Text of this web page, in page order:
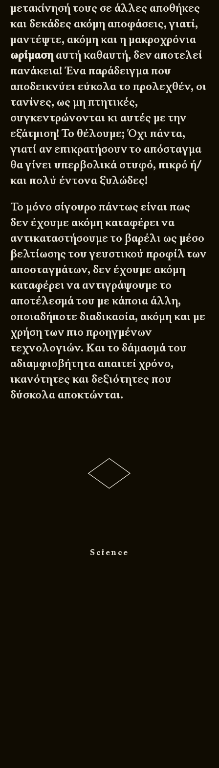
μετακίνησή τους σε άλλες αποθήκες
και δεκάδες ακόμη αποφάσεις, γιατί,
μαντέψτε, ακόμη και η μακροχρόνια
ωρίμαση αυτή καθαυτή, δεν αποτελεί
πανάκεια! Ένα παράδειγμα που
αποδεικνύει εύκολα το προλεχθέν, οι
τανίνες, ως μη πτητικές,
συγκεντρώνονται κι αυτές με την
εξάτμιση! Το θέλουμε; Όχι πάντα,
γιατί αν επικρατήσουν το απόσταγμα
θα γίνει υπερβολικά στυφό, πικρό ή/
και πολύ έντονα ξυλώδες!
Το μόνο σίγουρο πάντως είναι πως
δεν έχουμε ακόμη καταφέρει να
αντικαταστήσουμε το βαρέλι ως μέσο
βελτίωσης του γευστικού προφίλ των
αποσταγμάτων, δεν έχουμε ακόμη
καταφέρει να αντιγράψουμε το
αποτέλεσμά του με κάποια άλλη,
οποιαδήποτε διαδικασία, ακόμη και με
χρήση των πιο προηγμένων
τεχνολογιών. Και το δάμασμά του
αδιαμφισβήτητα απαιτεί χρόνο,
ικανότητες και δεξιότητες που
δύσκολα αποκτώνται.
Science